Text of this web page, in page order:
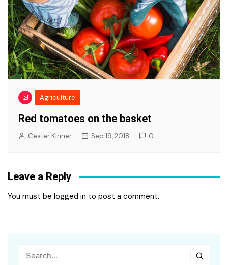
Agriculture
Red tomatoes on the basket
Cester Kinner Sep 19, 2018 0
Leave a Reply
You must be logged in to post a comment.